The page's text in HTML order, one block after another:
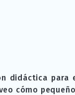
didáctica
cómo